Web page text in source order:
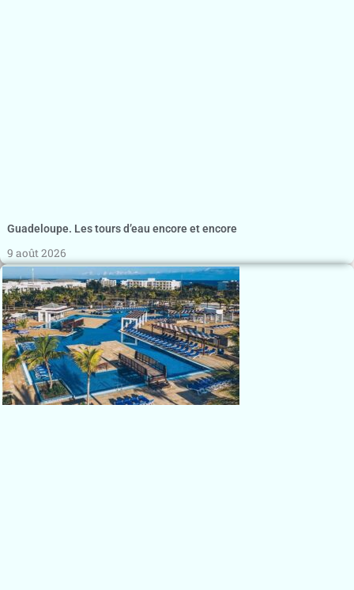
Guadeloupe. Les tours d’eau encore et encore
9 août 2026